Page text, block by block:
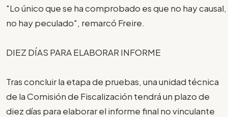
"Lo único que se ha comprobado es que no hay causal,
no hay peculado", remarcó Freire.
DIEZ DÍAS PARA ELABORAR INFORME
Tras concluir la etapa de pruebas, una unidad técnica
de la Comisión de Fiscalización tendrá un plazo de
diez días para elaborar el informe final no vinculante